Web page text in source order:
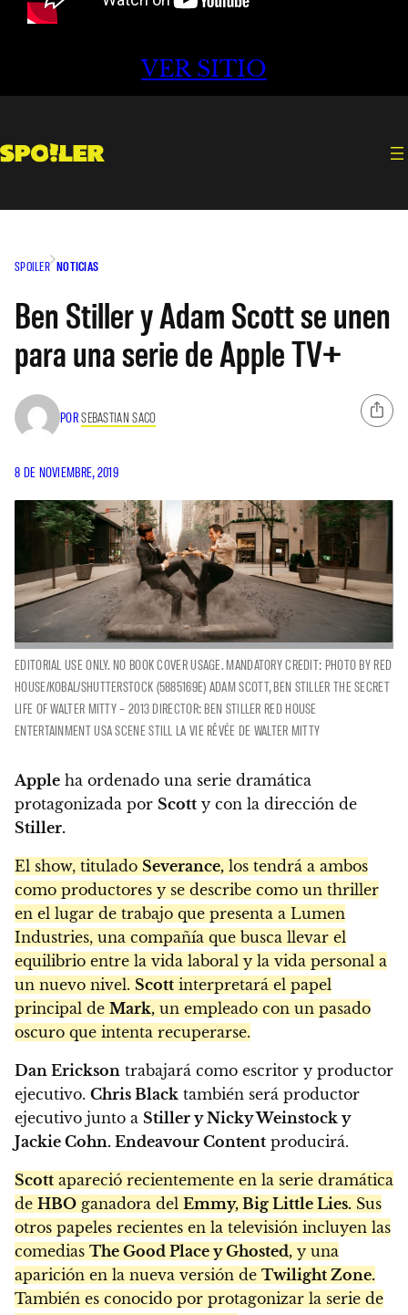
VER SITIO
SPOILER NOTICIAS
Ben Stiller y Adam Scott se unen
para una serie de Apple TV+
PORSEBASTIAN SACO
8 DE NOVIEMBRE, 2019
EDITORIAL USE ONLY. NO BOOK COVER USAGE. MANDATORY CREDIT: PHOTO BY RED
HOUSE/KOBAL/SHUTTERSTOCK (5885169E) ADAM SCOTT, BEN STILLER THE SECRET
LIFE OF WALTER MITTY – 2013 DIRECTOR: BEN STILLER RED HOUSE
ENTERTAINMENT USA SCENE STILL LA VIE RÊVÉE DE WALTER MITTY
Apple ha ordenado una serie dramática
protagonizada por Scott y con la dirección de
Stiller.
El show, titulado Severance, los tendrá a ambos
como productores y se describe como un thriller
en el lugar de trabajo que presenta a Lumen
Industries, una compañía que busca llevar el
equilibrio entre la vida laboral y la vida personal a
un nuevo nivel. Scott interpretará el papel
principal de Mark, un empleado con un pasado
oscuro que intenta recuperarse.
Dan Erickson trabajará como escritor y productor
ejecutivo. Chris Black también será productor
ejecutivo junto a Stiller y Nicky Weinstock y
Jackie Cohn. Endeavour Content producirá.
Scott apareció recientemente en la serie dramática
de HBO ganadora del Emmy, Big Little Lies. Sus
otros papeles recientes en la televisión incluyen las
comedias The Good Place y Ghosted, y una
aparición en la nueva versión de Twilight Zone.
También es conocido por protagonizar la serie de